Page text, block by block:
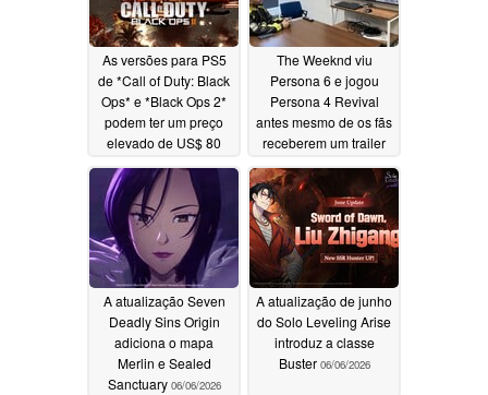
As versões para PS5
de *Call of Duty: Black
Ops* e *Black Ops 2*
podem ter um preço
elevado de US$ 80
06/22/2026
The Weeknd viu
Persona 6 e jogou
Persona 4 Revival
antes mesmo de os fãs
receberem um trailer
06/10/2026
A atualização Seven
Deadly Sins Origin
adiciona o mapa
Merlin e Sealed
Sanctuary 06/06/2026
A atualização de junho
do Solo Leveling Arise
introduz a classe
Buster 06/06/2026